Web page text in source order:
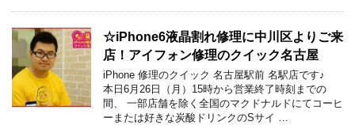
☆iPhone6液晶割れ修理に中川区よりご来
店！アイフォン修理のクイック名古屋
iPhone 修理のクイック 名古屋駅前 名駅店です♪
本日6月26日（月）15時から営業終了時刻までの
間、 一部店舗を除く全国のマクドナルドにてコーヒ
ーまたは好きな炭酸ドリンクのSサイ …